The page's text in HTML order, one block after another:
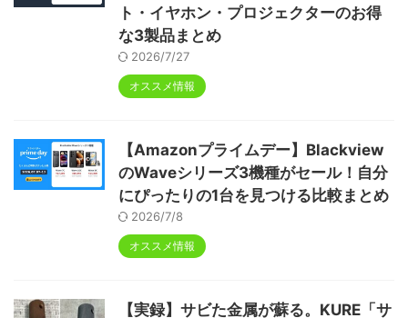
ト・イヤホン・プロジェクターのお得
な3製品まとめ
2026/7/27
オススメ情報
【Amazonプライムデー】Blackview
のWaveシリーズ3機種がセール！自分
にぴったりの1台を見つける比較まとめ
2026/7/8
オススメ情報
【実録】サビた金属が蘇る。KURE「サ